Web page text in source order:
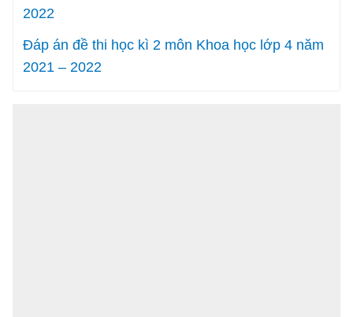
2022
Đáp án đề thi học kì 2 môn Khoa học lớp 4 năm
2021 – 2022